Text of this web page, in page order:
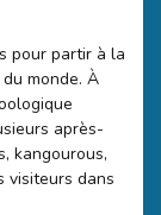
pour partir à la
monde. À
après-
kangourous,
visiteurs dans